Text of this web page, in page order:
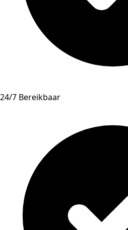
24/7 Bereikbaar